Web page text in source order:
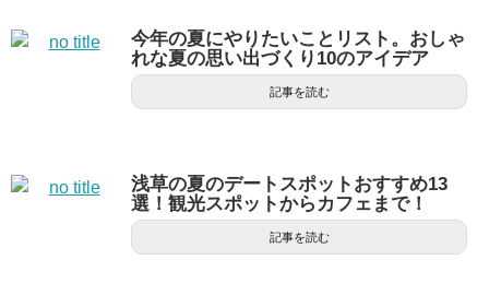
今年の夏にやりたいことリスト。おしゃ
れな夏の思い出づくり10のアイデア
記事を読む
浅草の夏のデートスポットおすすめ13
選！観光スポットからカフェまで！
記事を読む